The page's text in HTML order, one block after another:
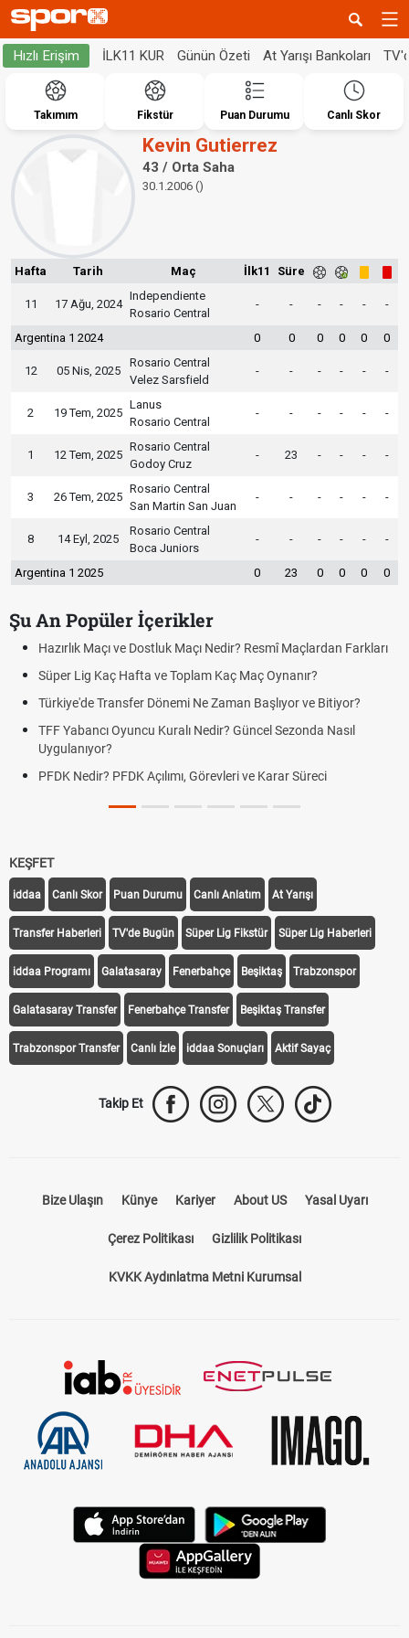
Hızlı Erişim İLK11 KUR Günün Özeti At Yarışı Bankoları
Takımım Fikstür Puan Durumu Canlı Skor
Kevin Gutierrez
43 / Orta Saha
30.1.2006 ()
Hafta Tarih Maç İlk11 Süre
11 17 Ağu, 2024
Independiente
Rosario Central
- - - - - -
Argentina 1 2024 0 0 0 0 0 0
12 05 Nis, 2025
Rosario Central
Velez Sarsfield
- - - - - -
2 19 Tem, 2025
Lanus
Rosario Central
- - - - - -
1 12 Tem, 2025
Rosario Central
Godoy Cruz
- 23 - - - -
3 26 Tem, 2025
Rosario Central
San Martin San Juan
- - - - - -
8 14 Eyl, 2025
Rosario Central
Boca Juniors
- - - - - -
Argentina 1 2025 0 23 0 0 0 0
Şu An Popüler İçerikler
Hazırlık Maçı ve Dostluk Maçı Nedir? Resmî Maçlardan Farkları
Süper Lig Kaç Hafta ve Toplam Kaç Maç Oynanır?
Türkiye'de Transfer Dönemi Ne Zaman Başlıyor ve Bitiyor?
TFF Yabancı Oyuncu Kuralı Nedir? Güncel Sezonda Nasıl
Uygulanıyor?
PFDK Nedir? PFDK Açılımı, Görevleri ve Karar Süreci
KEŞFET
iddaa Canlı Skor Puan Durumu Canlı Anlatım At Yarışı
Transfer Haberleri TV'de Bugün Süper Lig Fikstür Süper Lig Haberleri
iddaa Programı Galatasaray Fenerbahçe Beşiktaş Trabzonspor
Galatasaray Transfer Fenerbahçe Transfer Beşiktaş Transfer
Trabzonspor Transfer Canlı İzle iddaa Sonuçları Aktif Sayaç
Takip Et
Bize Ulaşın Künye Kariyer About US Yasal Uyarı
Çerez Politikası Gizlilik Politikası
KVKK Aydınlatma Metni Kurumsal